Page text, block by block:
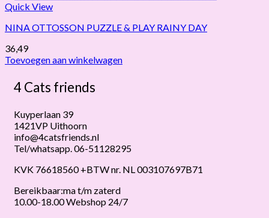
Quick View
NINA OTTOSSON PUZZLE & PLAY RAINY DAY
36,49
Toevoegen aan winkelwagen
4 Cats friends
Kuyperlaan 39
1421VP Uithoorn
info@4catsfriends.nl
Tel/whatsapp. 06-51128295
KVK 76618560 +BTW nr. NL 003107697B71
Bereikbaar:ma t/m zaterd
10.00-18.00 Webshop 24/7